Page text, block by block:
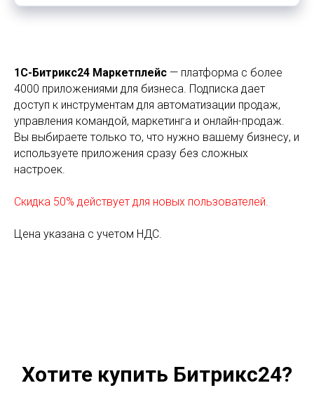
1С-Битрикс24 Маркетплейс — платформа с более
4000 приложениями для бизнеса. Подписка дает
доступ к инструментам для автоматизации продаж,
управления командой, маркетинга и онлайн-продаж.
Вы выбираете только то, что нужно вашему бизнесу, и
используете приложения сразу без сложных
настроек.
Скидка 50% действует для новых пользователей.
Цена указана с учетом НДС.
Хотите купить Битрикс24?